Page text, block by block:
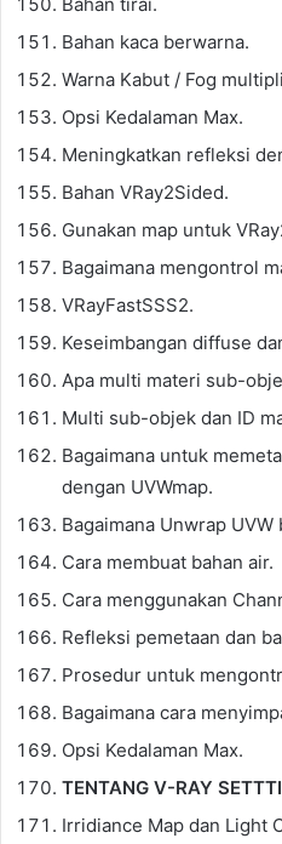
Bahan kaca berwarna.
Warna Kabut / Fog
Opsi Kedalaman Max.
Meningkatkan refleksi
Bahan VRay2Sided.
Gunakan map untuk
Bagaimana mengontrol
VRayFastSSS2.
Keseimbangan diffuse
Apa multi materi sub-
Multi sub-objek dan ID
Bagaimana untuk
dengan UVWmap.
Bagaimana Unwrap UVW
Cara membuat bahan air.
Cara menggunakan
Refleksi pemetaan dan
Prosedur untuk
Bagaimana cara
Opsi Kedalaman Max.
TENTANG V-RAY
Irridiance Map dan Light